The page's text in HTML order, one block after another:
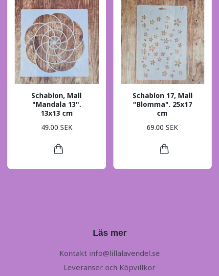
Schablon, Mall
"Mandala 13".
13x13 cm
49.00 SEK
Schablon 17, Mall
"Blomma". 25x17
cm
69.00 SEK
Läs mer
Kontakt info@lillalavendel.se
Leveranser och Köpvillkor